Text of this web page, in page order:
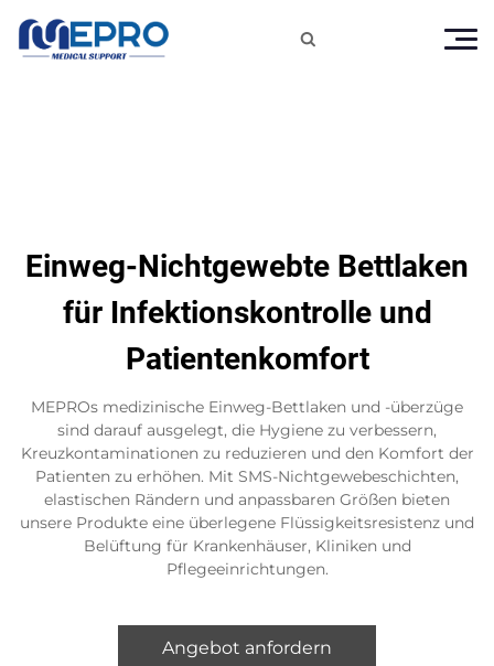

Einweg-Nichtgewebte Bettlaken
für Infektionskontrolle und
Patientenkomfort
MEPROs medizinische Einweg-Bettlaken und -überzüge
sind darauf ausgelegt, die Hygiene zu verbessern,
Kreuzkontaminationen zu reduzieren und den Komfort der
Patienten zu erhöhen. Mit SMS-Nichtgewebeschichten,
elastischen Rändern und anpassbaren Größen bieten
unsere Produkte eine überlegene Flüssigkeitsresistenz und
Belüftung für Krankenhäuser, Kliniken und
Pflegeeinrichtungen.
Angebot anfordern